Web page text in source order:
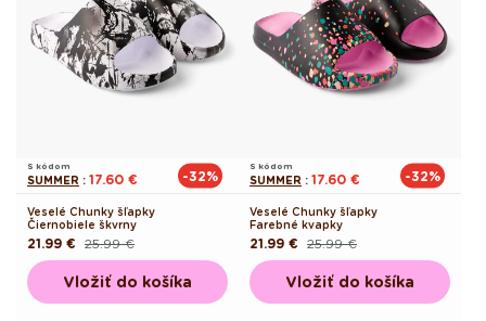
S kódom
SUMMER : 17.60 € -32%
Veselé Chunky šľapky
Čiernobiele škvrny
Pôvodná
cena
25.99 €
Akciová
cena
21.99 €
Vložiť do košíka
S kódom
SUMMER : 17.60 € -32%
Veselé Chunky šľapky
Farebné kvapky
Pôvodná
cena
25.99 €
Akciová
cena
21.99 €
Vložiť do košíka